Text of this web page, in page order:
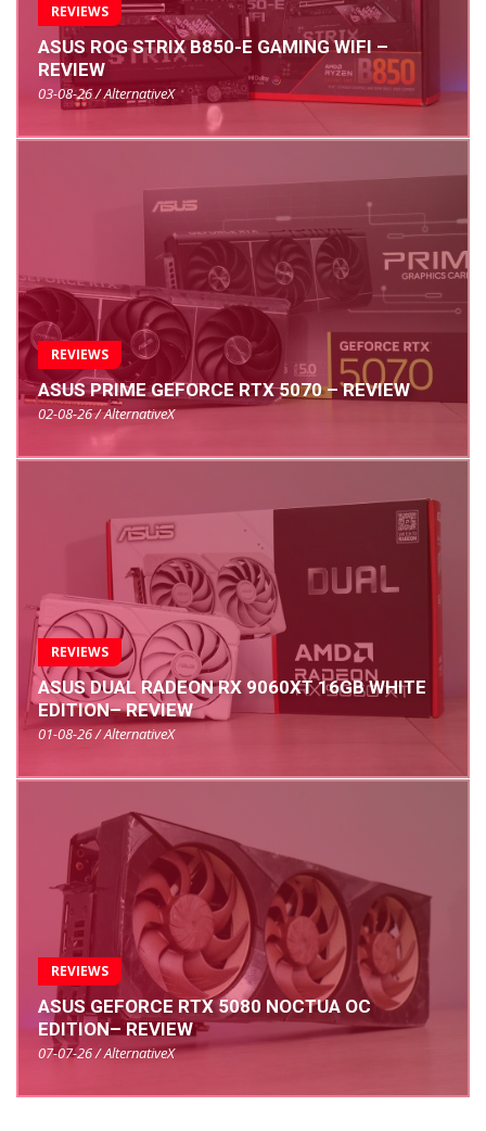
REVIEWS
ASUS ROG STRIX B850-E GAMING WIFI –
REVIEW
03-08-26 / AlternativeX
REVIEWS
ASUS PRIME GEFORCE RTX 5070 – REVIEW
02-08-26 / AlternativeX
REVIEWS
ASUS DUAL RADEON RX 9060XT 16GB WHITE
EDITION– REVIEW
01-08-26 / AlternativeX
REVIEWS
ASUS GEFORCE RTX 5080 NOCTUA OC
EDITION– REVIEW
07-07-26 / AlternativeX